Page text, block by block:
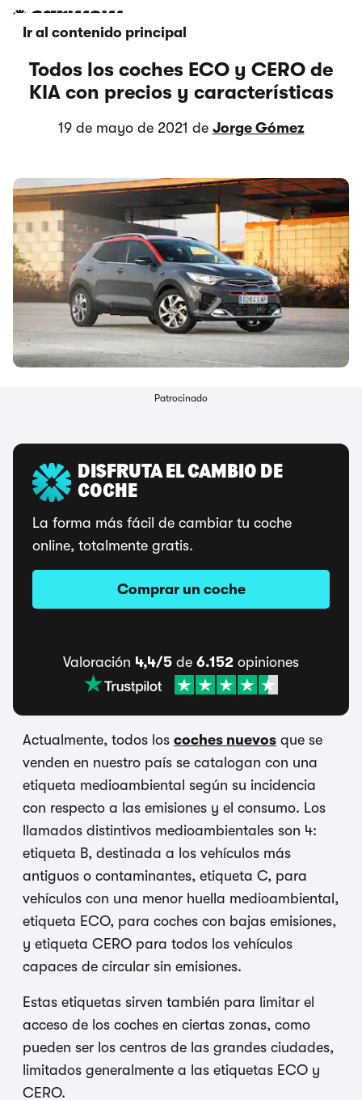
Ir al contenido principal
Todos los coches ECO y CERO de
KIA con precios y características
19 de mayo de 2021 de Jorge Gómez
Patrocinado
Actualmente, todos los coches nuevos que se
venden en nuestro país se catalogan con una
etiqueta medioambiental según su incidencia
con respecto a las emisiones y el consumo. Los
llamados distintivos medioambientales son 4:
etiqueta B, destinada a los vehículos más
antiguos o contaminantes, etiqueta C, para
vehículos con una menor huella medioambiental,
etiqueta ECO, para coches con bajas emisiones,
y etiqueta CERO para todos los vehículos
capaces de circular sin emisiones.
Estas etiquetas sirven también para limitar el
acceso de los coches en ciertas zonas, como
pueden ser los centros de las grandes ciudades,
limitados generalmente a las etiquetas ECO y
CERO.
DISFRUTA EL CAMBIO DE
COCHE
La forma más fácil de cambiar tu coche
online, totalmente gratis.
Comprar un coche
Valoración 4,4/5 de 6.152 opiniones